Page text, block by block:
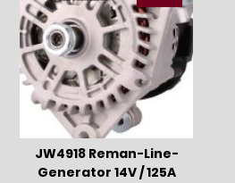
JW4918 Reman-Line-
Generator 14V / 125A